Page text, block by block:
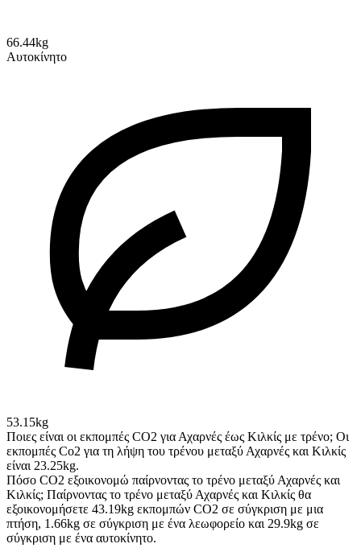
66.44kg
Αυτοκίνητο
53.15kg
Ποιες είναι οι εκπομπές CO2 για Αχαρνές έως Κιλκίς με τρένο; Οι
εκπομπές Co2 για τη λήψη του τρένου μεταξύ Αχαρνές και Κιλκίς
είναι 23.25kg.
Πόσο CO2 εξοικονομώ παίρνοντας το τρένο μεταξύ Αχαρνές και
Κιλκίς; Παίρνοντας το τρένο μεταξύ Αχαρνές και Κιλκίς θα
εξοικονομήσετε 43.19kg εκπομπών CO2 σε σύγκριση με μια
πτήση, 1.66kg σε σύγκριση με ένα λεωφορείο και 29.9kg σε
σύγκριση με ένα αυτοκίνητο.